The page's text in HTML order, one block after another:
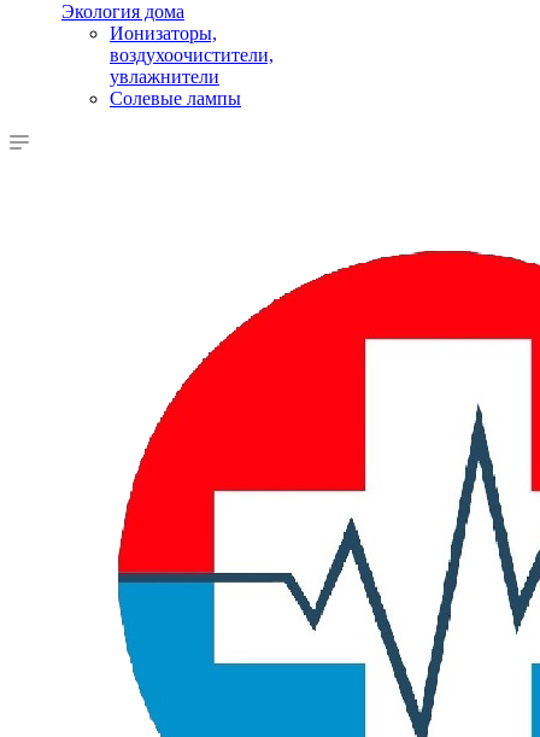
Экология дома
Ионизаторы,
воздухоочистители,
увлажнители
Солевые лампы